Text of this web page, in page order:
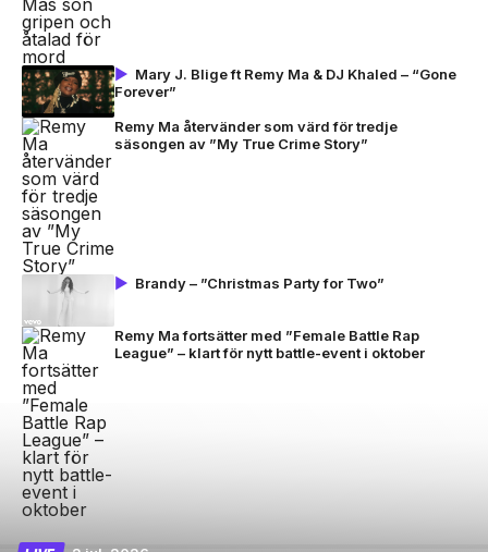
Mary J. Blige ft Remy Ma & DJ Khaled – “Gone
Forever”
Remy Ma återvänder som värd för tredje
säsongen av ”My True Crime Story”
Brandy – ”Christmas Party for Two”
Remy Ma fortsätter med ”Female Battle Rap
League” – klart för nytt battle-event i oktober